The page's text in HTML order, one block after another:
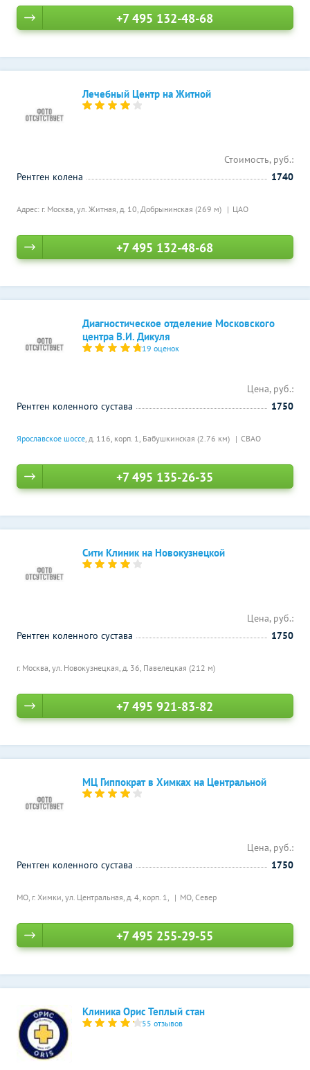
+7 495 132-48-68
Лечебный Центр на Житной
Адрес: г. Москва, ул. Житная, д. 10, Добрынинская (269 м) ЦАО
Стоимость, руб.:
Рентген колена
1740
+7 495 132-48-68
Диагностическое отделение Московского
центра В.И. Дикуля
19 оценок
Ярославское шоссе, д. 116, корп. 1, Бабушкинская (2.76 км) СВАО
Цена, руб.:
Рентген коленного сустава
1750
+7 495 135-26-35
Сити Клиник на Новокузнецкой
г. Москва, ул. Новокузнецкая, д. 36, Павелецкая (212 м)
Цена, руб.:
Рентген коленного сустава
1750
+7 495 921-83-82
МЦ Гиппократ в Химках на Центральной
МО, г. Химки, ул. Центральная, д. 4, корп. 1, МО, Север
Цена, руб.:
Рентген коленного сустава
1750
+7 495 255-29-55
Клиника Орис Теплый стан
55 отзывов